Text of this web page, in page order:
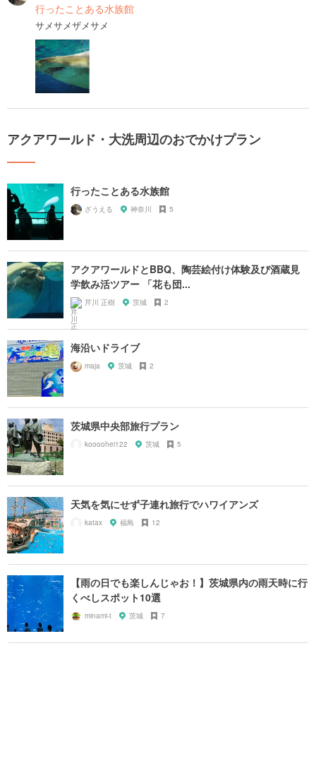
行ったことある水族館
サメサメザメサメ
アクアワールド・大洗周辺のおでかけプラン
行ったことある水族館
ざうえる 神奈川 5
アクアワールドとBBQ、陶芸絵付け体験及び酒蔵見
学飲み活ツアー 「花も団...
芹川 正樹 茨城 2
海沿いドライブ
maja 茨城 2
茨城県中央部旅行プラン
koooohei122 茨城 5
天気を気にせず子連れ旅行でハワイアンズ
katax 福島 12
【雨の日でも楽しんじゃお！】茨城県内の雨天時に行
くべしスポット10選
minami-t 茨城 7